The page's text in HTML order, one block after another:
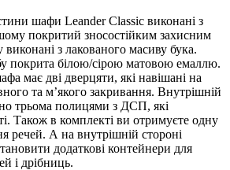
шафи Leander Classic виконані з
покритий зносостійким захисним
з лакованого масиву бука.
покрита білою/сірою матовою емаллю.
має дві дверцяти, які навішані на
та м’якого закривання. Внутрішній
трьома полицями з ДСП, які
Також в комплекті ви отримуєте одну
речей. А на внутрішній стороні
додаткові контейнери для
і дрібниць.